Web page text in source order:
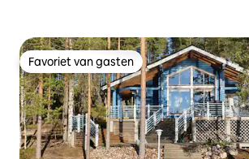
Favoriet van gasten
Favoriet van gasten